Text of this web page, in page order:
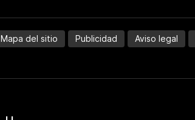
Mapa del sitio Publicidad Aviso legal